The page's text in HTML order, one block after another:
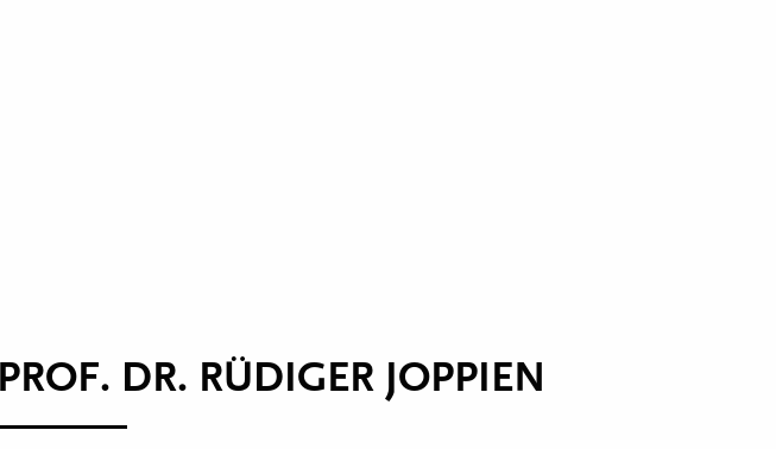
PROF. DR. RÜDIGER JOPPIEN